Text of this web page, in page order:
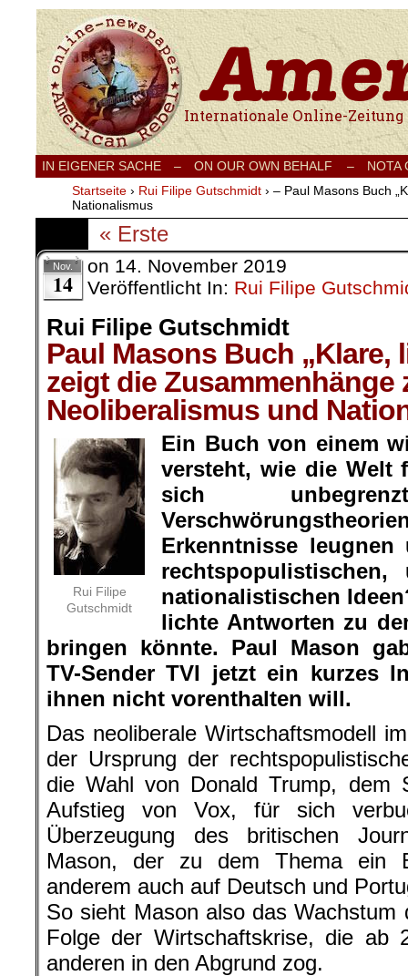
Internationale Onlinezeitung für Frieden,
IN EIGENER SACHE – ON OUR OWN BEHALF –
NOTA
Startseite › Rui Filipe Gutschmidt › – Paul Masons Buch
Nationalismus
« Erste
Nov.
14
on 14. November 2019
Veröffentlicht In: Rui Filipe
Rui Filipe Gutschmidt
Paul Masons Buch „Klare,
zeigt die Zusammenhänge
Neoliberalismus und
Rui Filipe
Gutschmidt
Ein Buch von einem
versteht, wie die Welt
sich
Erkenntnisse
rechtspopulistischen,
nationalistischen
lichte Antworten zu
bringen könnte. Paul Mason
TV-Sender TVI jetzt ein kurzes
ihnen nicht vorenthalten will.
Das neoliberale Wirtschaftsmodell
der Ursprung der
die Wahl von Donald Trump, dem
Aufstieg von Vox, für sich
Überzeugung des britischen
Mason, der zu dem Thema ein
anderem auch auf Deutsch und
So sieht Mason also das Wachstum
Folge der Wirtschaftskrise, die ab
anderen in den Abgrund zog.